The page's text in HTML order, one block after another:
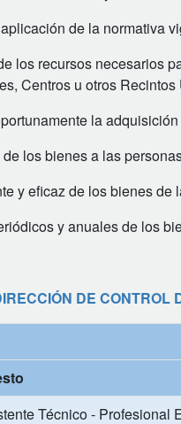
de la normativa
los recursos necesarios
Centros u otros
la
los bienes a las
y eficaz de los bienes de
y anuales de los
DE CONTROL
Técnico - Profesional